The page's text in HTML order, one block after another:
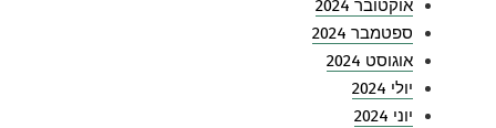
אוקטובר 2024
ספטמבר 2024
אוגוסט 2024
יולי 2024
יוני 2024